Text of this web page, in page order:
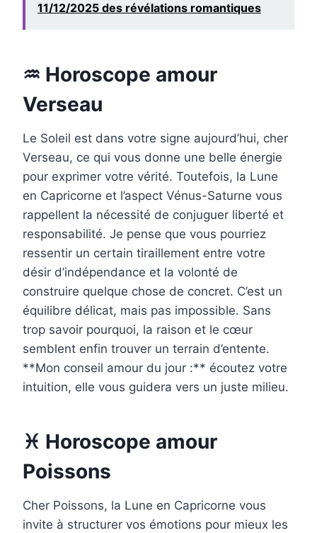
11/12/2025 des révélations romantiques
♒ Horoscope amour
Verseau
Le Soleil est dans votre signe aujourd’hui, cher
Verseau, ce qui vous donne une belle énergie
pour exprimer votre vérité. Toutefois, la Lune
en Capricorne et l’aspect Vénus-Saturne vous
rappellent la nécessité de conjuguer liberté et
responsabilité. Je pense que vous pourriez
ressentir un certain tiraillement entre votre
désir d’indépendance et la volonté de
construire quelque chose de concret. C’est un
équilibre délicat, mais pas impossible. Sans
trop savoir pourquoi, la raison et le cœur
semblent enfin trouver un terrain d’entente.
**Mon conseil amour du jour :** écoutez votre
intuition, elle vous guidera vers un juste milieu.
♓ Horoscope amour
Poissons
Cher Poissons, la Lune en Capricorne vous
invite à structurer vos émotions pour mieux les